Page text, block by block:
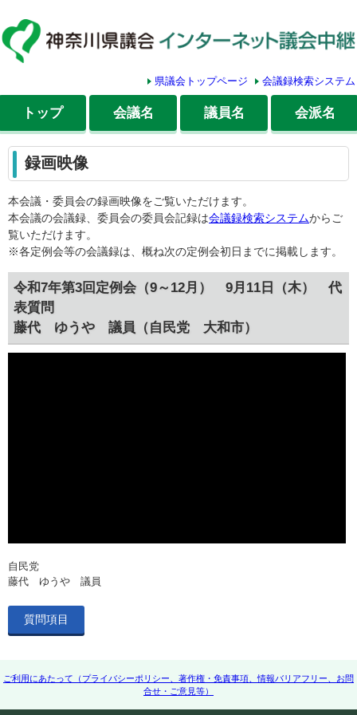
県議会トップページ 会議録検索システム
トップ 会議名 議員名 会派名
録画映像
本会議・委員会の録画映像をご覧いただけます。
本会議の会議録、委員会の委員会記録は会議録検索システムからご
覧いただけます。
※各定例会等の会議録は、概ね次の定例会初日までに掲載します。
令和7年第3回定例会（9～12月） 9月11日（木） 代
表質問
藤代 ゆうや 議員（自民党 大和市）
自民党
藤代 ゆうや 議員
質問項目
ご利用にあたって（プライバシーポリシー、著作権・免責事項、情報バリアフリー、お問
合せ・ご意見等）